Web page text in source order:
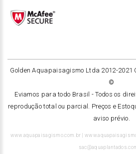
Golden Aquapaisagismo Ltda 2012-2021
©
Eviamos para todo Brasil -Todos os
reprodução total ou parcial. Preços e
aviso prévio.
www.aquapaisagismo.com.br |